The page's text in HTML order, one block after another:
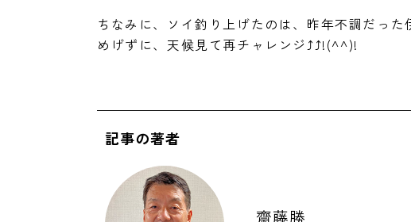
ちなみに、ソイ釣り上げたのは、昨年不調だっ
めげずに、天候見て再チャレンジ⤴⤴!(^^)!
記事の著者
齋藤勝